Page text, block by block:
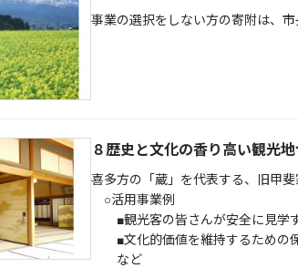
事業の選択をしない方の寄附は、市
８歴史と文化の香り高い観光地
喜多方の「蔵」を代表する、旧甲
○活用事業例
■観光客の皆さんが安全に見学
■文化的価値を維持するための
など